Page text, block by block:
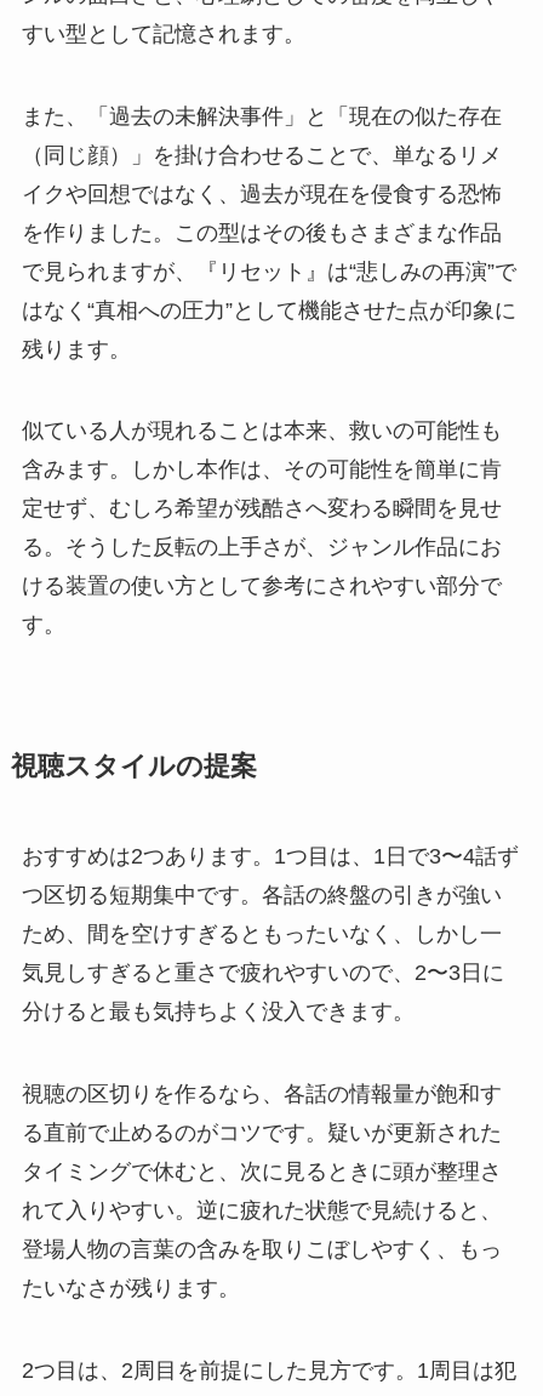
すい型として記憶されます。
また、「過去の未解決事件」と「現在の似た存在
（同じ顔）」を掛け合わせることで、単なるリメ
イクや回想ではなく、過去が現在を侵食する恐怖
を作りました。この型はその後もさまざまな作品
で見られますが、『リセット』は“悲しみの再演”で
はなく“真相への圧力”として機能させた点が印象に
残ります。
似ている人が現れることは本来、救いの可能性も
含みます。しかし本作は、その可能性を簡単に肯
定せず、むしろ希望が残酷さへ変わる瞬間を見せ
る。そうした反転の上手さが、ジャンル作品にお
ける装置の使い方として参考にされやすい部分で
す。
視聴スタイルの提案
おすすめは2つあります。1つ目は、1日で3〜4話ず
つ区切る短期集中です。各話の終盤の引きが強い
ため、間を空けすぎるともったいなく、しかし一
気見しすぎると重さで疲れやすいので、2〜3日に
分けると最も気持ちよく没入できます。
視聴の区切りを作るなら、各話の情報量が飽和す
る直前で止めるのがコツです。疑いが更新された
タイミングで休むと、次に見るときに頭が整理さ
れて入りやすい。逆に疲れた状態で見続けると、
登場人物の言葉の含みを取りこぼしやすく、もっ
たいなさが残ります。
2つ目は、2周目を前提にした見方です。1周目は犯